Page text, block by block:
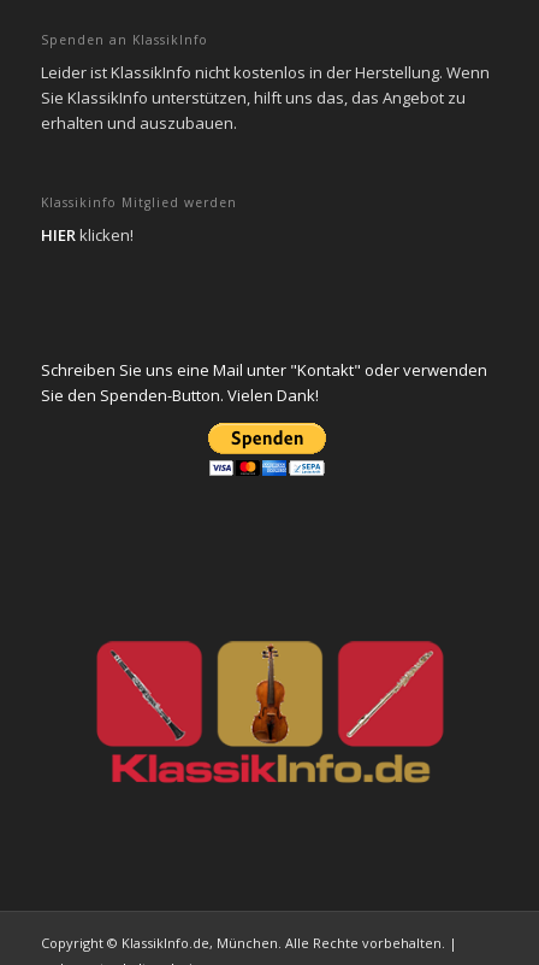
Spenden an KlassikInfo
Leider ist KlassikInfo nicht kostenlos in der Herstellung. Wenn
Sie KlassikInfo unterstützen, hilft uns das, das Angebot zu
erhalten und auszubauen.
Klassikinfo Mitglied werden
HIERklicken!
Schreiben Sie uns eine Mail unter "Kontakt" oder verwenden
Sie den Spenden-Button. Vielen Dank!
Copyright © KlassikInfo.de, München. Alle Rechte vorbehalten. |